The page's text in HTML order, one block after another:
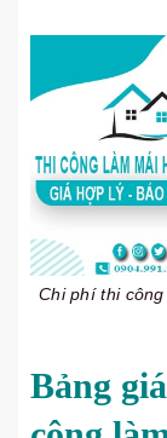
Chi phí thi
Bảng